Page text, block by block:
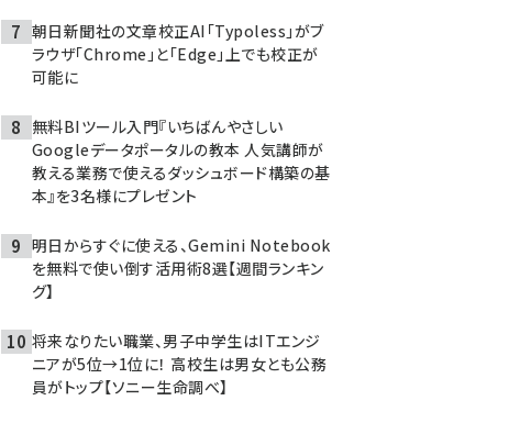
朝日新聞社の文章校正AI「Typoless」がブ
ラウザ「Chrome」と「Edge」上でも校正が
可能に
無料BIツール入門『いちばんやさしい
Googleデータポータルの教本 人気講師が
教える業務で使えるダッシュボード構築の基
本』を3名様にプレゼント
明日からすぐに使える、Gemini Notebook
を無料で使い倒す活用術8選【週間ランキン
グ】
将来なりたい職業、男子中学生はITエンジ
ニアが5位→1位に！ 高校生は男女とも公務
員がトップ【ソニー生命調べ】